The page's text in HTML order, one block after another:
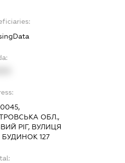
ОБЛ.,
РІГ, ВУЛИЦЯ
127